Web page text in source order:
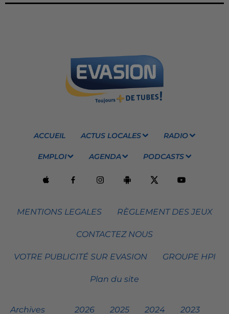
ACCUEIL ACTUS LOCALES RADIO
EMPLOI AGENDA PODCASTS
MENTIONS LEGALES RÈGLEMENT DES JEUX
CONTACTEZ NOUS
VOTRE PUBLICITÉ SUR EVASION GROUPE HPI
Plan du site
Archives 2026 2025 2024 2023